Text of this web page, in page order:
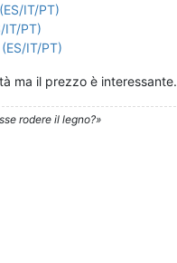
IT/PT)
IT/PT)
IT/PT)
ma il prezzo è interessante.
rodere il legno?»